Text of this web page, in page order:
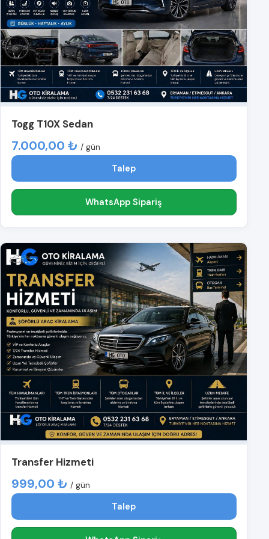
Togg T10X Sedan
7.000,00 ₺ / gün
Talep
WhatsApp Sipariş
Transfer Hizmeti
999,00 ₺ / gün
Talep